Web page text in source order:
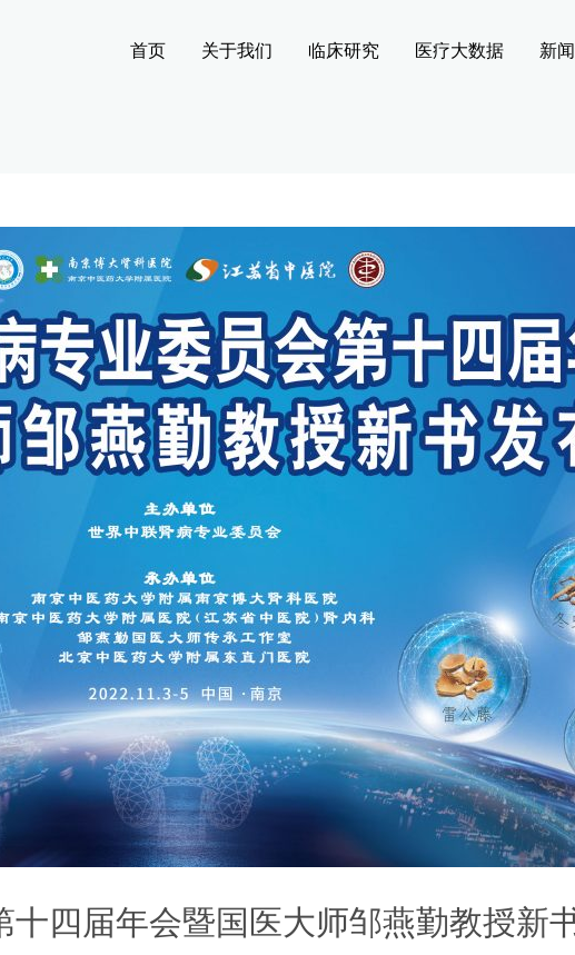
首页 关于我们 临床研究 医疗大数据 新
四届年会暨国医大师邹燕勤教授新